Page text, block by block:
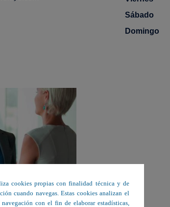
Sábado
Domingo
cookies propias con finalidad técnica y de
cuando navegas. Estas cookies analizan el
con el fin de elaborar estadísticas,